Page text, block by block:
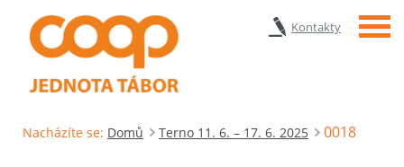
Kontakty Menu
Nacházíte se: Domů Terno 11. 6. – 17. 6. 2025 0018